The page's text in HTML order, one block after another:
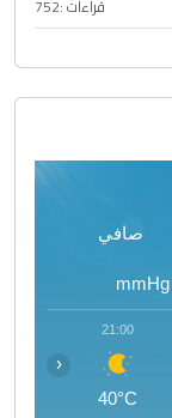
قراءات :752
صافي
mmHg
21:00
40°C
‹